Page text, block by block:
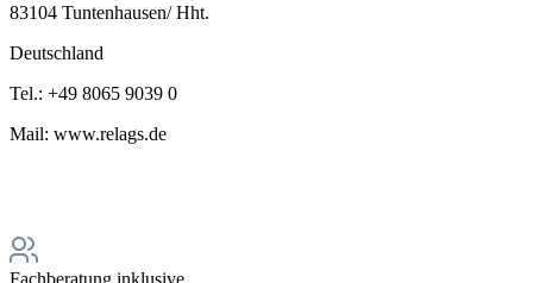
83104 Tuntenhausen/ Hht.
Deutschland
Tel.: +49 8065 9039 0
Mail: www.relags.de
Fachberatung inklusive